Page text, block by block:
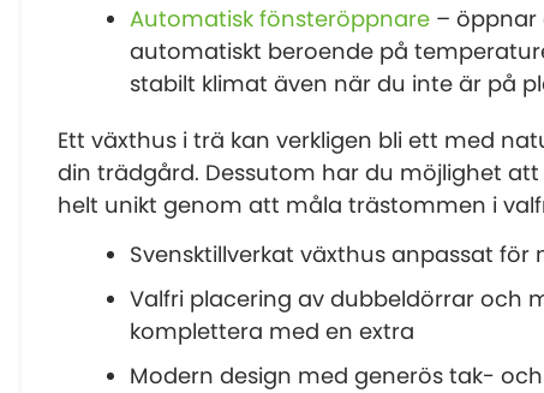
Automatisk fönsteröppnare– öppnar
automatiskt beroende på
stabilt klimat även när du inte är på
Ett växthus i trä kan verkligen bli ett med
din trädgård. Dessutom har du möjlighet
helt unikt genom att måla trästommen i
Svensktillverkat växthus anpassat för
Valfri placering av dubbeldörrar och
komplettera med en extra
Modern design med generös tak-